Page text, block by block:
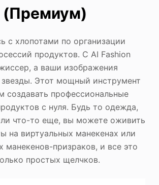
(Премиум)
с хлопотами по организации
продуктов. С AI Fashion
а ваши изображения
Этот мощный инструмент
создавать профессиональные
с нуля. Будь то одежда,
что-то еще, вы можете оживить
на виртуальных манекенах или
манекенов-призраков, и все это
простых щелчков.